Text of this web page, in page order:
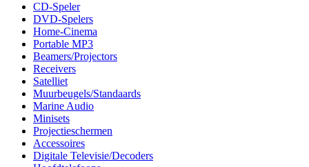
CD-Speler
DVD-Spelers
Home-Cinema
Portable MP3
Beamers/Projectors
Receivers
Satelliet
Muurbeugels/Standaards
Marine Audio
Minisets
Projectieschermen
Accessoires
Digitale Televisie/Decoders